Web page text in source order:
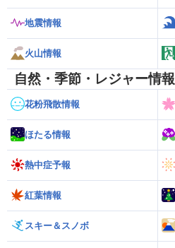
地震情報
火山情報
自然・季節・レジャー情報
花粉飛散情報
ほたる情報
熱中症予報
紅葉情報
スキー＆スノボ